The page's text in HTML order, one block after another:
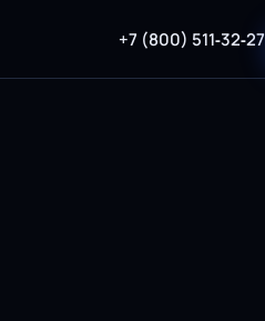
+7 (800) 511‑32‑27